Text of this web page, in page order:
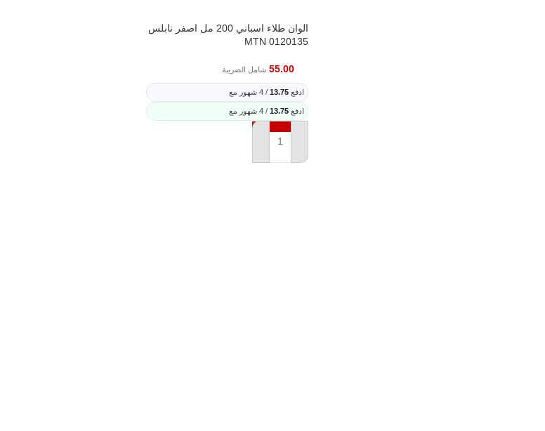
الوان طلاء اسباني 200 مل اصفر نابلس
MTN 0120135
55.00 شامل الضريبة
ادفع13.75 / 4 شهور مع
ادفع13.75 / 4 شهور مع
إضافة إلى السلة